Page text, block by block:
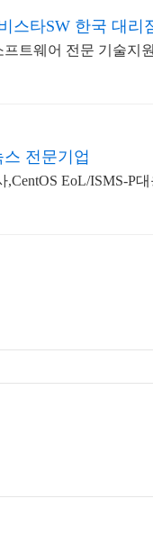
스타SW 한국 대리
트웨어 전문 기술지
전문기업
EoL/ISMS-P대응